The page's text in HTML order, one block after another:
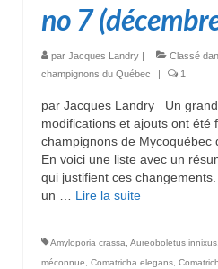
no 7
par Jacques Landry Classé
champignons du Québec
1
par Jacques Landry Un
modifications et ajouts ont été
champignons de Mycoquébec
En voici une liste avec un
qui justifient ces
un … Lire la suite­­
Amyloporia crassa, Aureoboletus innixus
méconnue, Comatricha elegans,